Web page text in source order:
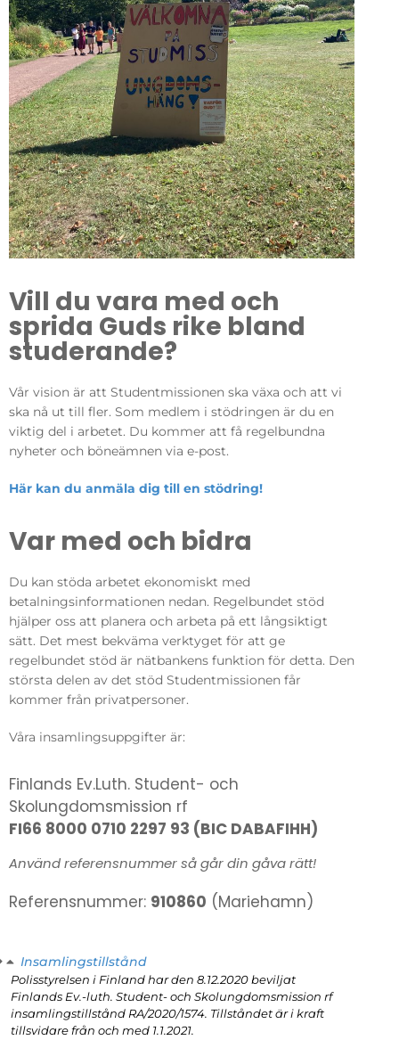
Vill du vara med och
sprida Guds rike bland
studerande?
Vår vision är att Studentmissionen ska växa och att vi
ska nå ut till fler. Som medlem i stödringen är du en
viktig del i arbetet. Du kommer att få regelbundna
nyheter och böneämnen via e-post.
Här kan du anmäla dig till en stödring!
Var med och bidra
Du kan stöda arbetet ekonomiskt med
betalningsinformationen nedan. Regelbundet stöd
hjälper oss att planera och arbeta på ett långsiktigt
sätt. Det mest bekväma verktyget för att ge
regelbundet stöd är nätbankens funktion för detta. Den
största delen av det stöd Studentmissionen får
kommer från privatpersoner.
Våra insamlingsuppgifter är:
Finlands Ev.Luth. Student- och
Skolungdomsmission rf
FI66 8000 0710 2297 93 (BIC DABAFIHH)
Använd referensnummer så går din gåva rätt!
Referensnummer: 910860 (Mariehamn)
Insamlingstillstånd
Polisstyrelsen i Finland har den 8.12.2020 beviljat
Finlands Ev.-luth. Student- och Skolungdomsmission rf
insamlingstillstånd RA/2020/1574. Tillståndet är i kraft
tillsvidare från och med 1.1.2021.